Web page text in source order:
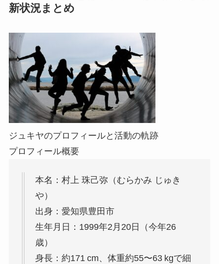
新状況まとめ
ジュキヤのプロフィールと活動の軌跡
プロフィール概要
本名：村上 珠己弥（むらかみ じゅき
や）
出身：愛知県豊田市
生年月日：1999年2月20日（今年26
歳）
身長：約171 cm、体重約55〜63 kgで細